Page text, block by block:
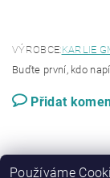
VÝROBCE:KARLIE
Buďte první, kdo
Přidat
Používáme